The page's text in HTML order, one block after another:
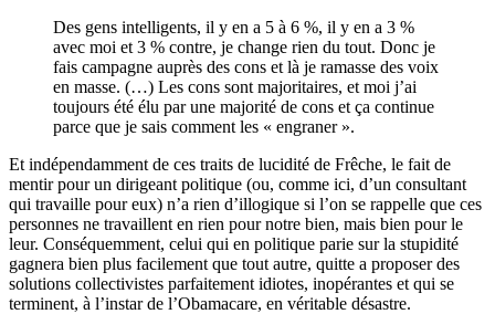
Des gens intelligents, il y en a 5 à 6 %, il y en a 3 %
avec moi et 3 % contre, je change rien du tout. Donc je
fais campagne auprès des cons et là je ramasse des voix
en masse. (…) Les cons sont majoritaires, et moi j’ai
toujours été élu par une majorité de cons et ça continue
parce que je sais comment les « engraner ».
Et indépendamment de ces traits de lucidité de Frêche, le fait de
mentir pour un dirigeant politique (ou, comme ici, d’un consultant
qui travaille pour eux) n’a rien d’illogique si l’on se rappelle que ces
personnes ne travaillent en rien pour notre bien, mais bien pour le
leur. Conséquemment, celui qui en politique parie sur la stupidité
gagnera bien plus facilement que tout autre, quitte a proposer des
solutions collectivistes parfaitement idiotes, inopérantes et qui se
terminent, à l’instar de l’Obamacare, en véritable désastre.